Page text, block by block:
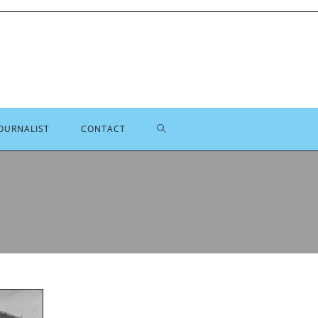
CONTACT TOGGLE